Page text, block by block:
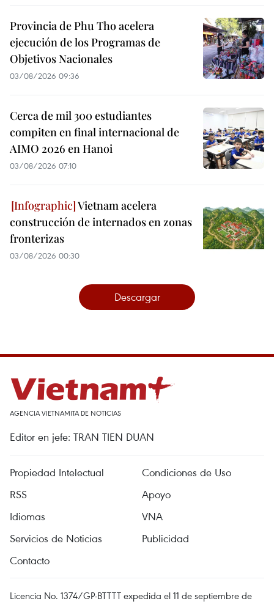
Provincia de Phu Tho acelera
ejecución de los Programas de
Objetivos Nacionales
03/08/2026 09:36
Cerca de mil 300 estudiantes
compiten en final internacional de
AIMO 2026 en Hanoi
03/08/2026 07:10
Vietnam acelera
construcción de internados en zonas
fronterizas
03/08/2026 00:30
Descargar
AGENCIA VIETNAMITA DE NOTICIAS
Editor en jefe: TRAN TIEN DUAN
Propiedad Intelectual
Condiciones de Uso
RSS
Apoyo
Idiomas
VNA
Servicios de Noticias
Publicidad
Contacto
Licencia No. 1374/GP-BTTTT expedida el 11 de septiembre de